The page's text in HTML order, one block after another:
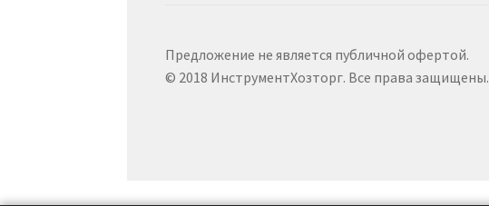
Предложение не является публичной офертой.
© 2018 ИнструментХозторг. Все права защищены.